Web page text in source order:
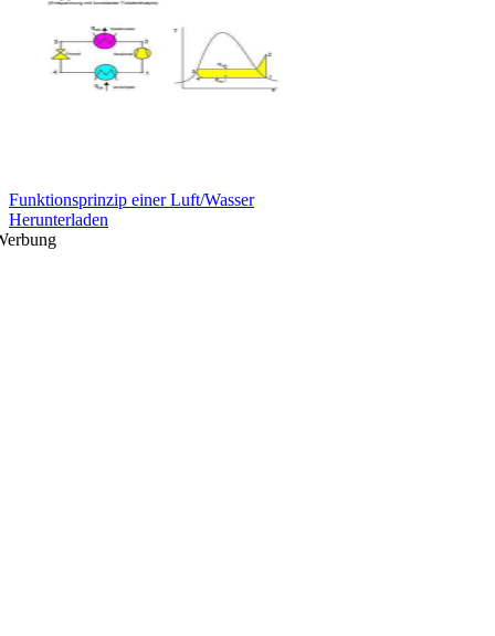
Funktionsprinzip einer Luft/Wasser
Herunterladen